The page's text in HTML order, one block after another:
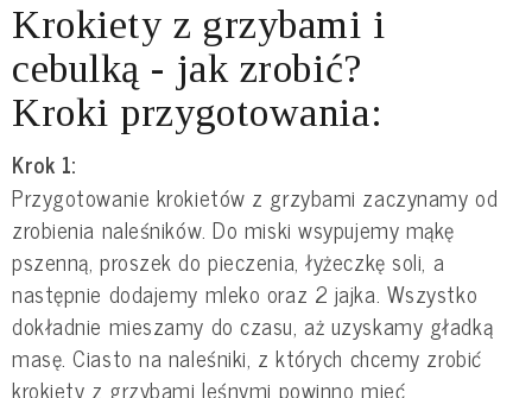
Krokiety z grzybami i
cebulką - jak zrobić?
Kroki przygotowania:
Krok 1:
Przygotowanie krokietów z grzybami zaczynamy od
zrobienia naleśników. Do miski wsypujemy mąkę
pszenną, proszek do pieczenia, łyżeczkę soli, a
następnie dodajemy mleko oraz 2 jajka. Wszystko
dokładnie mieszamy do czasu, aż uzyskamy gładką
masę. Ciasto na naleśniki, z których chcemy zrobić
krokiety z grzybami leśnymi powinno mieć